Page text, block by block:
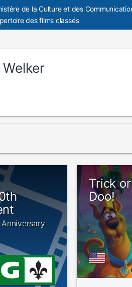
de la Culture et des
des films classés
Trick
Doo!